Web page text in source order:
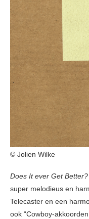
© Jolien Wilke
Does It ever Get Better?
super melodieus en
Telecaster en een
ook “Cowboy-